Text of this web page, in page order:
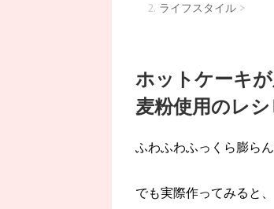
ライフスタイル >
ホットケーキ
麦粉使用のレ
ふわふわふっくら膨ら
でも実際作ってみると